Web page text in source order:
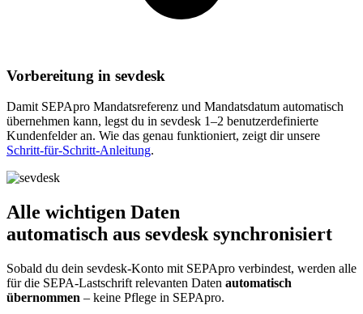
Vorbereitung in sevdesk
Damit SEPApro Mandatsreferenz und Mandatsdatum automatisch
übernehmen kann, legst du in sevdesk 1–2 benutzerdefinierte
Kundenfelder an. Wie das genau funktioniert, zeigt dir unsere
Schritt-für-Schritt-Anleitung.
Alle wichtigen Daten
automatisch aus sevdesk synchronisiert
Sobald du dein sevdesk-Konto mit SEPApro verbindest, werden alle
für die SEPA-Lastschrift relevanten Daten automatisch
übernommen – keine Pflege in SEPApro.